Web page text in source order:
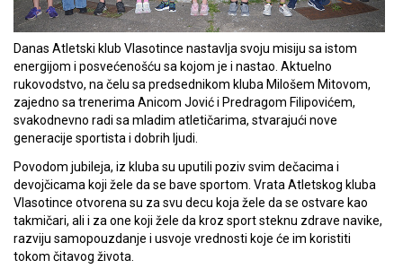
Danas Atletski klub Vlasotince nastavlja svoju misiju sa istom
energijom i posvećenošću sa kojom je i nastao. Aktuelno
rukovodstvo, na čelu sa predsednikom kluba Milošem Mitovom,
zajedno sa trenerima Anicom Jović i Predragom Filipovićem,
svakodnevno radi sa mladim atletičarima, stvarajući nove
generacije sportista i dobrih ljudi.
Povodom jubileja, iz kluba su uputili poziv svim dečacima i
devojčicama koji žele da se bave sportom. Vrata Atletskog kluba
Vlasotince otvorena su za svu decu koja žele da se ostvare kao
takmičari, ali i za one koji žele da kroz sport steknu zdrave navike,
razviju samopouzdanje i usvoje vrednosti koje će im koristiti
tokom čitavog života.